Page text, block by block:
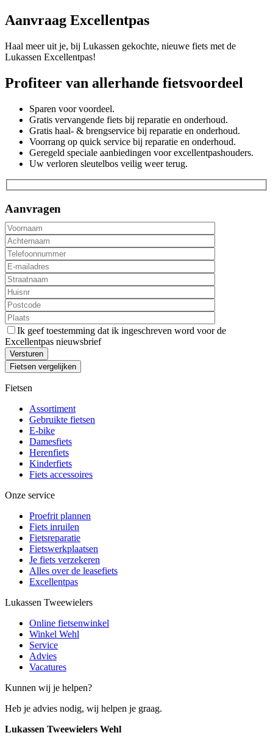
Aanvraag Excellentpas
Haal meer uit je, bij Lukassen gekochte, nieuwe fiets met de
Lukassen Excellentpas!
Profiteer van allerhande fietsvoordeel
Sparen voor voordeel.
Gratis vervangende fiets bij reparatie en onderhoud.
Gratis haal- & brengservice bij reparatie en onderhoud.
Voorrang op quick service bij reparatie en onderhoud.
Geregeld speciale aanbiedingen voor excellentpashouders.
Uw verloren sleutelbos veilig weer terug.
Aanvragen
Ik geef toestemming dat ik ingeschreven word voor de
Excellentpas nieuwsbrief
Fietsen vergelijken
Fietsen
Assortiment
Gebruikte fietsen
E-bike
Damesfiets
Herenfiets
Kinderfiets
Fiets accessoires
Onze service
Proefrit plannen
Fiets inruilen
Fietsreparatie
Fietswerkplaatsen
Je fiets verzekeren
Alles over de leasefiets
Excellentpas
Lukassen Tweewielers
Online fietsenwinkel
Winkel Wehl
Service
Advies
Vacatures
Kunnen wij je helpen?
Heb je advies nodig, wij helpen je graag.
Lukassen Tweewielers Wehl